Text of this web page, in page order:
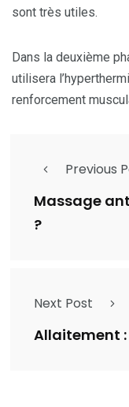
sont très utiles.
Dans la deuxième
utilisera
renforcement
Previous
Massage
?
Next Post
Allaitement